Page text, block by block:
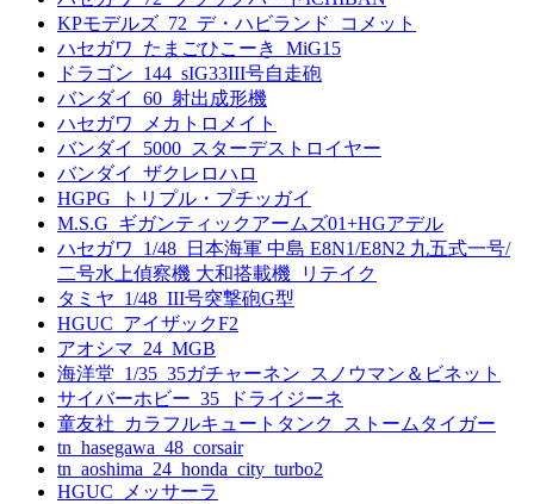
KPモデルズ_72_デ・ハビランド_コメット
ハセガワ_たまごひこーき_MiG15
ドラゴン_144_sIG33III号自走砲
バンダイ_60_射出成形機
ハセガワ_メカトロメイト
バンダイ_5000_スターデストロイヤー
バンダイ_ザクレロハロ
HGPG_トリプル・プチッガイ
M.S.G_ギガンティックアームズ01+HGアデル
ハセガワ_1/48_日本海軍 中島 E8N1/E8N2 九五式一号/
二号水上偵察機 大和搭載機_リテイク
タミヤ_1/48_III号突撃砲G型
HGUC_アイザックF2
アオシマ_24_MGB
海洋堂_1/35_35ガチャーネン_スノウマン＆ビネット
サイバーホビー_35_ドライジーネ
童友社_カラフルキュートタンク_ストームタイガー
tn_hasegawa_48_corsair
tn_aoshima_24_honda_city_turbo2
HGUC_メッサーラ